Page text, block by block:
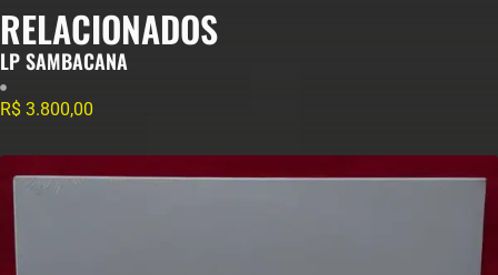
RELACIONADOS
LP SAMBACANA
R$ 3.800,00